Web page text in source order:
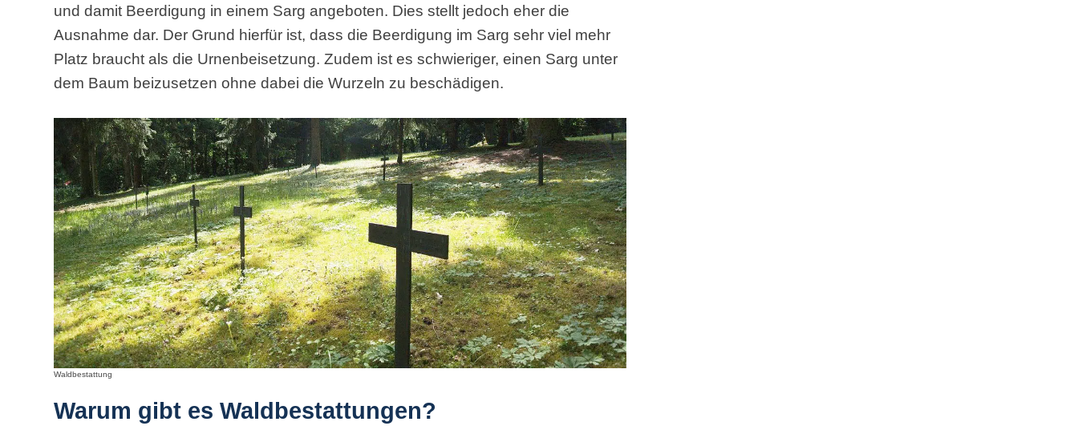
und damit Beerdigung in einem Sarg angeboten. Dies stellt jedoch eher die
Ausnahme dar. Der Grund hierfür ist, dass die Beerdigung im Sarg sehr viel mehr
Platz braucht als die Urnenbeisetzung. Zudem ist es schwieriger, einen Sarg unter
dem Baum beizusetzen ohne dabei die Wurzeln zu beschädigen.
Waldbestattung
Warum gibt es Waldbestattungen?